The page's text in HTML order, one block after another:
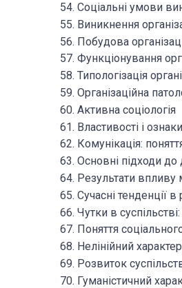
54. Соціальні умови
55. Виникнення
56. Побудова
57. Функціонування
58. Типологізація
59. Організаційна
60. Активна соціологія
61. Властивості і
62. Комунікація:
63. Основні підходи до
64. Результати впливу
65. Сучасні тенденції
66. Чутки в
67. Поняття
68. Нелінійний
69. Розвиток
70. Гуманістичний